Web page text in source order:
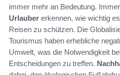
immer mehr an Bedeutung.
Urlauber erkennen, wie wichtig
Reisen zu schützen. Die
Tourismus haben erhebliche
Umwelt, was die Notwendigkeit
Entscheidungen zu treffen.